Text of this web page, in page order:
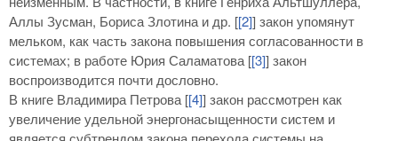
Аллы Зусман, Бориса Злотина и др. [[2]] закон упомянут
мельком, как часть закона повышения согласованности в
системах; в работе Юрия Саламатова [[3]] закон
воспроизводится почти дословно.
В книге Владимира Петрова [[4]] закон рассмотрен как
увеличение удельной энергонасыщенности систем и